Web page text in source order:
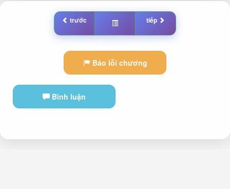
trước tiếp
Báo lỗi chương
Bình luận